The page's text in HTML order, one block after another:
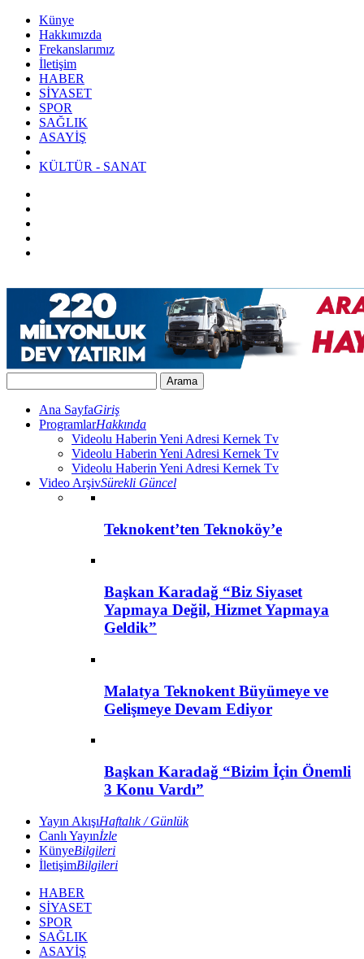
Künye
Hakkımızda
Frekanslarımız
İletişim
HABER
SİYASET
SPOR
SAĞLIK
ASAYİŞ
KÜLTÜR - SANAT
Ana SayfaGiriş
ProgramlarHakkında
Videolu Haberin Yeni Adresi Kernek Tv
Videolu Haberin Yeni Adresi Kernek Tv
Videolu Haberin Yeni Adresi Kernek Tv
Video ArşivSürekli Güncel
Teknokent’ten Teknoköy’e
Başkan Karadağ “Biz Siyaset
Yapmaya Değil, Hizmet Yapmaya
Geldik”
Malatya Teknokent Büyümeye ve
Gelişmeye Devam Ediyor
Başkan Karadağ “Bizim İçin Önemli
3 Konu Vardı”
Yayın AkışıHaftalık / Günlük
Canlı Yayınİzle
KünyeBilgileri
İletişimBilgileri
HABER
SİYASET
SPOR
SAĞLIK
ASAYİŞ